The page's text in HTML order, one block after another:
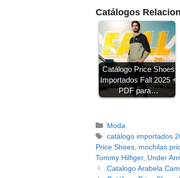
Catálogos
Catálogo Price Shoes
Importados Fall 2025 +
PDF para…
Categorías
Moda
Etiquetas
catálogo importados
Price Shoes mochilas
Tommy Hilfiger, Under
Catalogo Arabela